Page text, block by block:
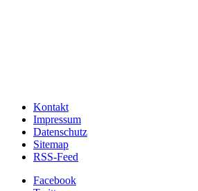
Kontakt
Impressum
Datenschutz
Sitemap
RSS-Feed
Facebook